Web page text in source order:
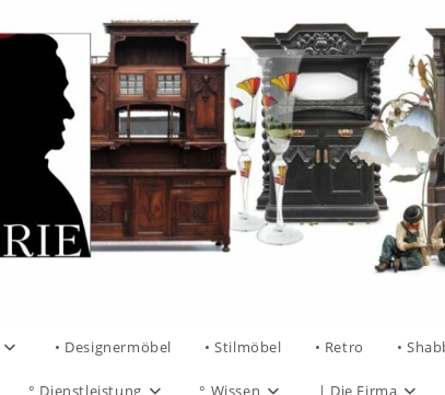
• Designermöbel • Stilmöbel • Retro •
° Dienstleistung ° Wissen | Die Firma